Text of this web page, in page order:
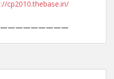
cp2010.thebase.in/